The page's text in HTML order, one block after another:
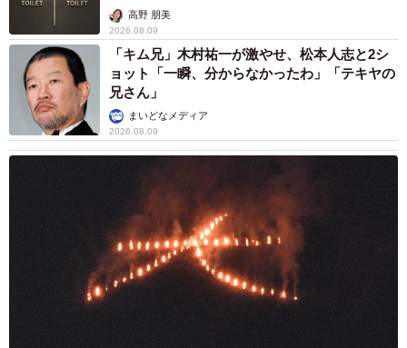
5/7
京成幕張本郷駅から津田沼駅方向に延びる直線。昔は競争したとかしな
いとか（撮影：マグナム小林））
京成幕張本郷駅が出来たのは、国鉄の幕張本郷駅が出来て
から10年後の1991年。国鉄の幕張本郷駅が出来た頃は当然
の事ながら、駅前は何もありません。それを見て京成は、
駅を作る気はほぼなかったようです。
しかし、駅周辺が開発され、幕張新都心の開発も進み、京
成電鉄は「これはまずい」と思ったのか、10年後に急に駅
を作りました。沿線の方は嬉しかったでしょうね。現在の
幕張本郷駅周辺に住んでる方は、駅が出来るまで京成本線
く…高野 朋美
2026.08.09
「キム兄」木村祐一が激やせ、松本人志と2シ
ョット「一瞬、分からなかったわ」「テキヤの
兄さん」
まいどなメディア
2026.08.09